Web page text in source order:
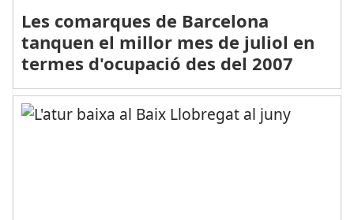
Les comarques de Barcelona
tanquen el millor mes de juliol en
termes d'ocupació des del 2007